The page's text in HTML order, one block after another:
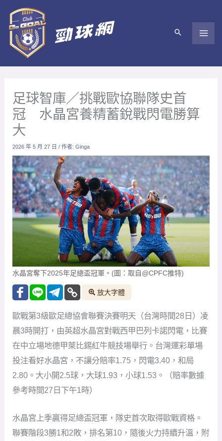
內
足球智庫／挑戰歐協聯隊史首
冠 水晶宮養精蓄銳戰閃電勝算
大
2026 年 5 月 27 日/ 作者:Ginga
水晶宮奪下2025年足總盃冠軍。(圖：取自@CPFC推特)
放大字體
歐戰第3級歐足總協會聯賽決賽明天（台灣時間28日）凌
晨3時開打，由英超水晶宮對戰西甲巴列卡諾閃電，比賽
在中立場地德甲萊比錫紅牛競技場舉行。台灣運彩單場
投注看好水晶宮，不讓分賠率1.75，閃電3.40，和局
2.80。大小開2.5球，大球1.93，小球1.53。（賠率數據
參考時間27日下午1時）
水晶宮上季贏得足總盃冠軍，隊史首次取得歐戰資格。
聯賽階段3勝1和2敗，排名第10，隨後火力持續升溫，附